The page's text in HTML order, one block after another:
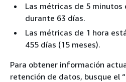
Las métricas de 5 minutos
durante 63 días.
Las métricas de 1 hora
455 días (15 meses).
Para obtener información
retención de datos, busque el